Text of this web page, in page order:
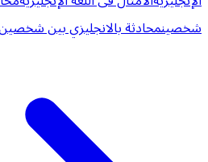
شخصينمحادثة بالانجليزي بين شخصين